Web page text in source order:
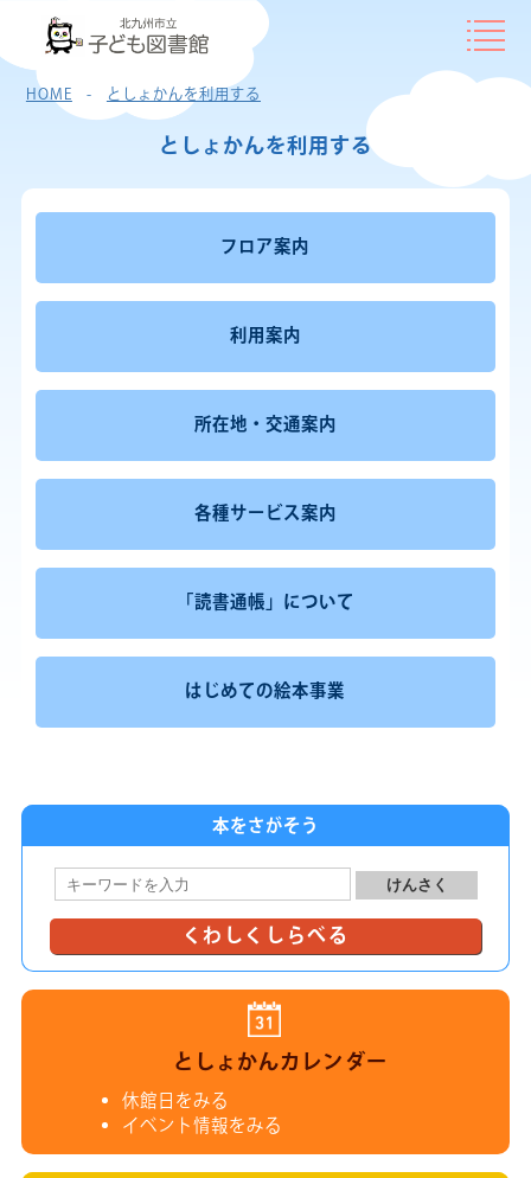
HOME としょかんを利用する
としょかんを利用する
フロア案内
利用案内
所在地・交通案内
各種サービス案内
「読書通帳」について
はじめての絵本事業
本をさがそう
くわしくしらべる
としょかんカレンダー
休館日をみる
イベント情報をみる